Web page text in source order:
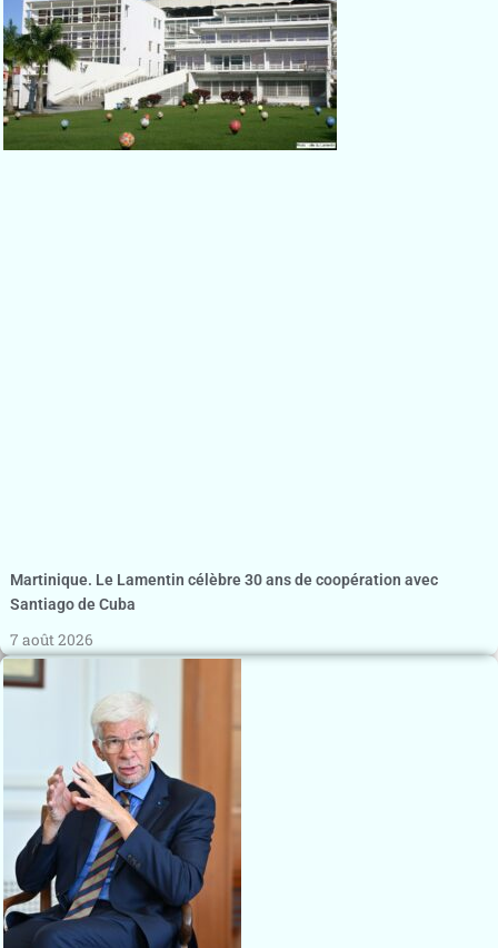
Martinique. Le Lamentin célèbre 30 ans de coopération avec
Santiago de Cuba
7 août 2026